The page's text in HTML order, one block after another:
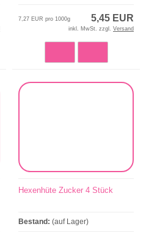
5,45 EUR
7,27 EUR pro 1000g
inkl. MwSt. zzgl. Versand
Hexenhüte Zucker 4 Stück
Bestand: (auf Lager)